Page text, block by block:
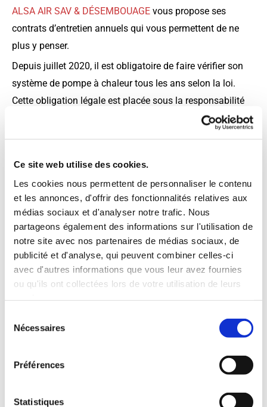
Ce site web utilise des cookies.
Les cookies nous permettent de personnaliser le contenu
et les annonces, d'offrir des fonctionnalités relatives aux
médias sociaux et d'analyser notre trafic. Nous
partageons également des informations sur l'utilisation de
notre site avec nos partenaires de médias sociaux, de
publicité et d'analyse, qui peuvent combiner celles-ci
avec d'autres informations que vous leur avez fournies
ou qu'ils ont collectées lors de votre utilisation de leurs
Nécessaires
Préférences
Statistiques
ALSA AIR SAV & DÉSEMBOUAGE vous propose ses
contrats d’entretien annuels qui vous permettent de ne
plus y penser.
Depuis juillet 2020, il est obligatoire de faire vérifier son
système de pompe à chaleur tous les ans selon la loi.
Cette obligation légale est placée sous la responsabilité
de l'occupant qu'il soit propriétaire ou locataire.
Nos techniciens viennent à la date convenue pour vérifier
climatisation est au meilleur de sa forme grâce à notre
intervention régulière.
Contactez-nouspour en savoir plus.
Demandez votre contrat d'entretien
Toujours le meilleur service
questions techniques ou commerciales sur nos contrats
un professionnel, signez un contrat de maintenance avec